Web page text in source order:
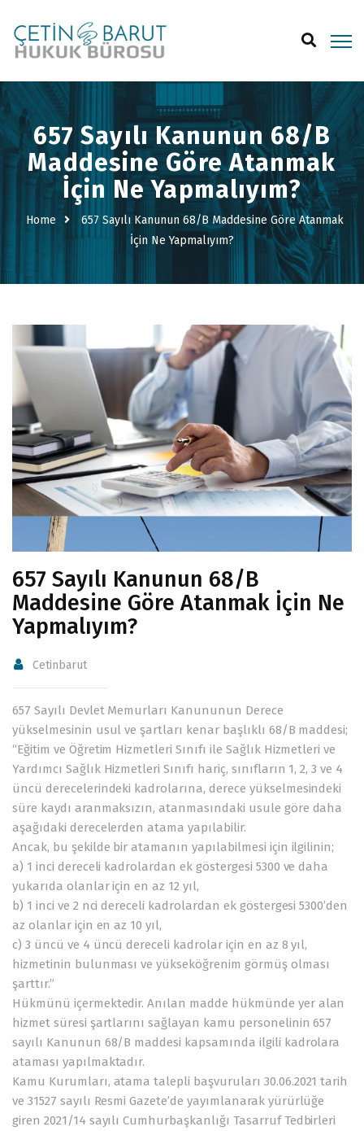
657 Sayılı Kanunun 68/B
Maddesine Göre Atanmak
İçin Ne Yapmalıyım?
Home
657 Sayılı Kanunun 68/B Maddesine Göre Atanmak
İçin Ne Yapmalıyım?
657 Sayılı Kanunun 68/B
Maddesine Göre Atanmak İçin Ne
Yapmalıyım?
Cetinbarut
657 Sayılı Devlet Memurları Kanununun Derece
yükselmesinin usul ve şartları kenar başlıklı 68/B maddesi;
“Eğitim ve Öğretim Hizmetleri Sınıfı ile Sağlık Hizmetleri ve
Yardımcı Sağlık Hizmetleri Sınıfı hariç, sınıfların 1, 2, 3 ve 4
üncü derecelerindeki kadrolarına, derece yükselmesindeki
süre kaydı aranmaksızın, atanmasındaki usule göre daha
aşağıdaki derecelerden atama yapılabilir.
Ancak, bu şekilde bir atamanın yapılabilmesi için ilgilinin;
a) 1 inci dereceli kadrolardan ek göstergesi 5300 ve daha
yukarıda olanlar için en az 12 yıl,
b) 1 inci ve 2 nci dereceli kadrolardan ek göstergesi 5300’den
az olanlar için en az 10 yıl,
c) 3 üncü ve 4 üncü dereceli kadrolar için en az 8 yıl,
hizmetinin bulunması ve yükseköğrenim görmüş olması
şarttır.”
Hükmünü içermektedir. Anılan madde hükmünde yer alan
hizmet süresi şartlarını sağlayan kamu personelinin 657
sayılı Kanunun 68/B maddesi kapsamında ilgili kadrolara
ataması yapılmaktadır.
Kamu Kurumları, atama talepli başvuruları 30.06.2021 tarih
ve 31527 sayılı Resmi Gazete’de yayımlanarak yürürlüğe
giren 2021/14 sayılı Cumhurbaşkanlığı Tasarruf Tedbirleri